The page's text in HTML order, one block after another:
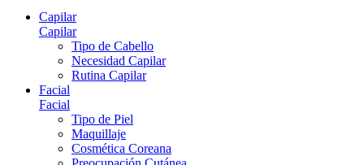
Capilar
Capilar
Tipo de Cabello
Necesidad Capilar
Rutina Capilar
Facial
Facial
Tipo de Piel
Maquillaje
Cosmética Coreana